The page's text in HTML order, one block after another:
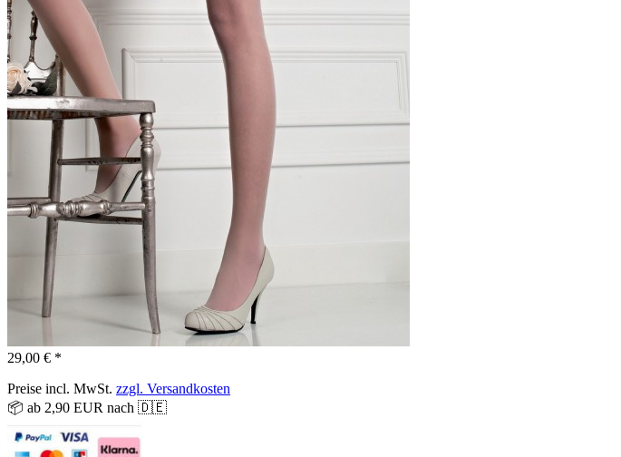
29,00 € *
Preise incl. MwSt. zzgl. Versandkosten
📦 ab 2,90 EUR nach 🇩🇪